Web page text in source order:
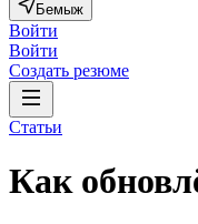
Бемыж
Войти
Войти
Создать резюме
Статьи
Как